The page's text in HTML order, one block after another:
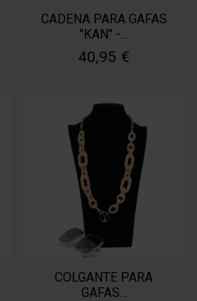
CADENA PARA GAFAS
"KAN" -...
40,95 €
COLGANTE PARA
GAFAS...